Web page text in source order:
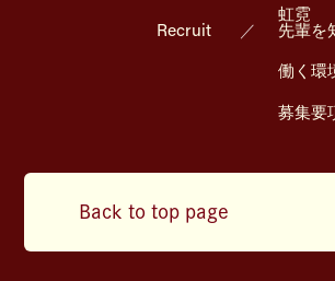
虹霓
Recruit ／
先輩を
働く環
募集要
Back to top page